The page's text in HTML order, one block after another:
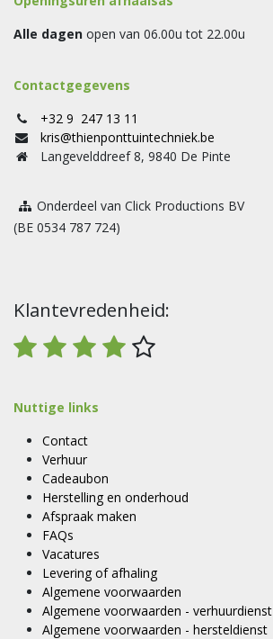
Alle dagen open van 06.00u tot 22.00u
Contactgegevens
+32 9 247 13 11
kris@thienponttuintechniek.be
Langevelddreef 8, 9840 De Pinte
Onderdeel van Click Productions BV
(BE 0534 787 724)
Klantevredenheid:
Nuttige links
Contact
Verhuur
Cadeaubon
Herstelling en onderhoud
Afspraak maken
FAQs
Vacatures
Levering of afhaling
Algemene voorwaarden
Algemene voorwaarden - verhuurdienst
Algemene voorwaarden - hersteldienst